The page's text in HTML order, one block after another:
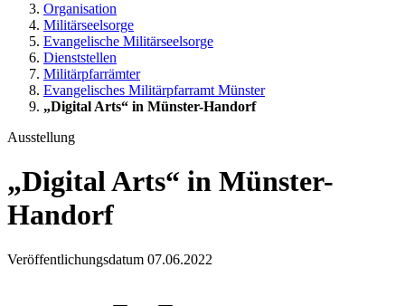
Organisation
Militärseelsorge
Evangelische Militärseelsorge
Dienststellen
Militärpfarrämter
Evangelisches Militärpfarramt Münster
„Digital Arts“ in Münster-Handorf
Ausstellung
„Digital Arts“ in Münster-
Handorf
Veröffentlichungsdatum 07.06.2022